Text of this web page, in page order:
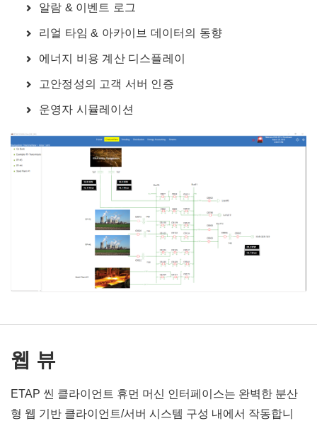
알람 & 이벤트 로그
리얼 타임 & 아카이브 데이터의 동향
에너지 비용 계산 디스플레이
고안정성의 고객 서버 인증
운영자 시뮬레이션
웹 뷰
ETAP 씬 클라이언트 휴먼 머신 인터페이스는 완벽한 분산
형 웹 기반 클라이언트/서버 시스템 구성 내에서 작동합니